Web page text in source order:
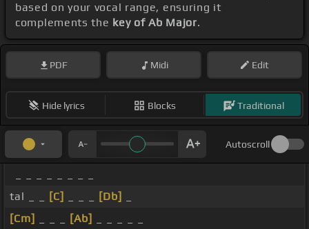
based on your vocal range, ensuring it
complements the key of Ab Major.
PDF Midi Edit
Hide lyrics Blocks Traditional
Autoscroll
tal _ _
[C] [Db]
[Cm]
[Ab]